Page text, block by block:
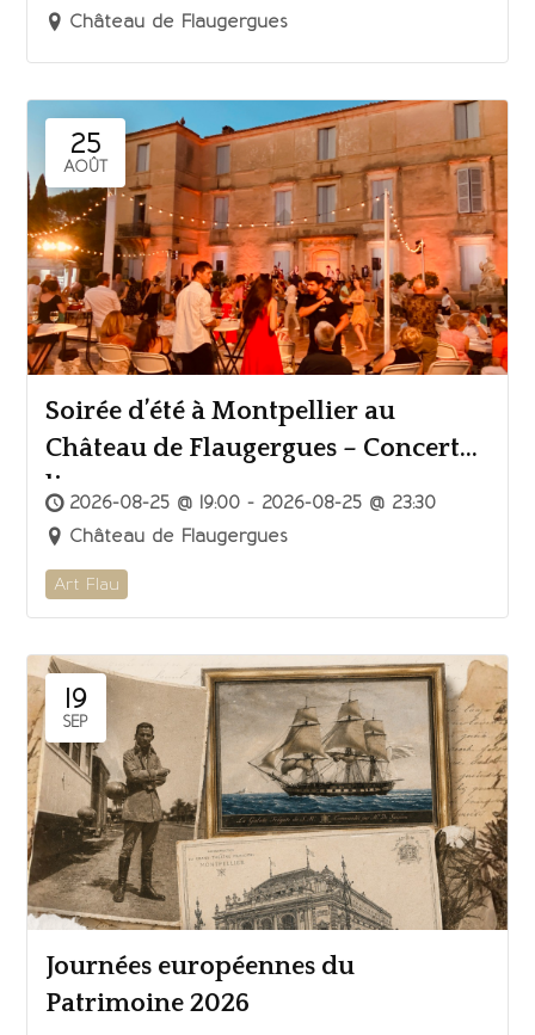
Château de Flaugergues
25
AOÛT
Soirée d’été à Montpellier au
Château de Flaugergues – Concert
live
2026-08-25 @ 19:00 - 2026-08-25 @ 23:30
Château de Flaugergues
Art Flau
19
SEP
Journées européennes du
Patrimoine 2026